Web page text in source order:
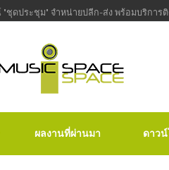
ชุดประชุม" จำหน่ายปลีก-ส่ง พร้อมบริการ
ผลงานที่ผ่านมา ดาว